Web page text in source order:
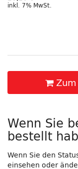
inkl. 7% MwSt.
Zum
Wenn Sie
bestellt
Wenn Sie den
einsehen oder